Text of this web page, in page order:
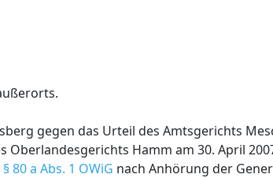
gegen das Urteil des Amtsgerichts
Oberlandesgerichts Hamm am 30. April
§ 80 a Abs. 1 OWiG nach Anhörung der